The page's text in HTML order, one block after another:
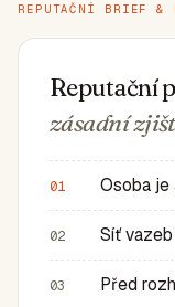
REPUTAČNÍ BRIEF &
Reputační
zásadní
01
02
03